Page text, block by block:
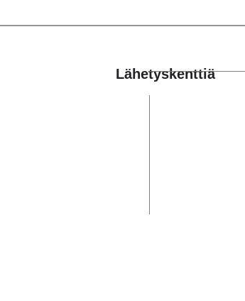
Lähetyskenttiä